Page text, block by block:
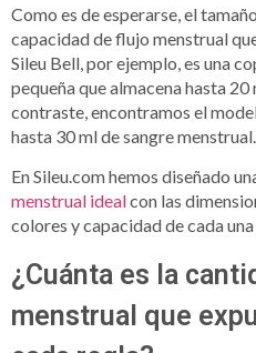
Como es de esperarse, el
capacidad de flujo menstrual
Sileu Bell, por ejemplo, es una
pequeña que almacena hasta 20
contraste, encontramos el
hasta 30 ml de sangre menstrual.
En Sileu.com hemos diseñado
menstrual idealcon las
colores y capacidad de cada
¿Cuánta es la
menstrual que